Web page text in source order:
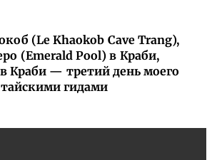
(Le Khaokob Cave Trang),
(Emerald Pool) в Краби,
Краби — третий день моего
гидами